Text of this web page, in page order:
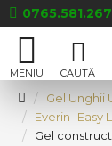
0765.581.267
Gel Unghii
Everin- Easy
Gel